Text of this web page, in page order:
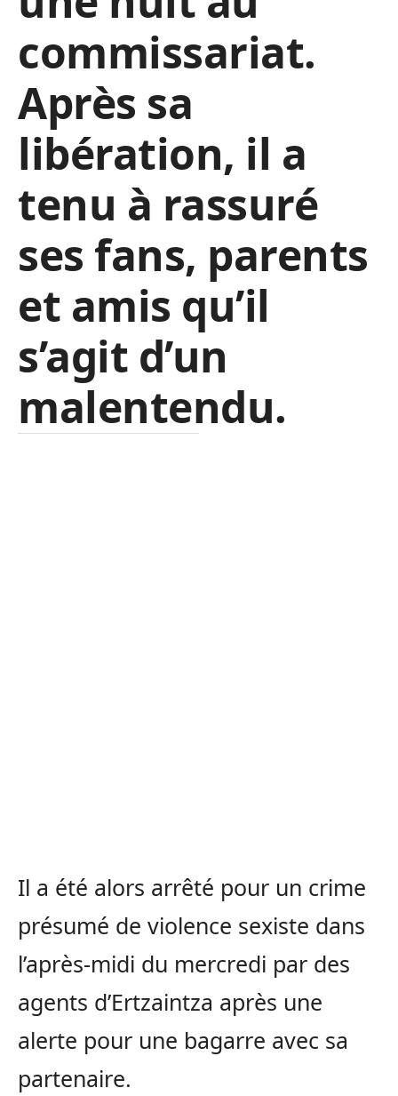
commissariat.
Après sa
libération, il a
tenu à rassuré
ses fans, parents
et amis qu’il
s’agit d’un
malentendu.
Il a été alors arrêté pour un crime
présumé de violence sexiste dans
l’après-midi du mercredi par des
agents d’Ertzaintza après une
alerte pour une bagarre avec sa
partenaire.